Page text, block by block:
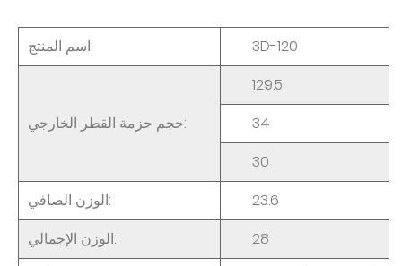
اسم المنتج: 3D-120
حجم حزمة القطر الخارجي:
129.5
34
30
الوزن الصافي:
23.6
الوزن الإجمالي:
28